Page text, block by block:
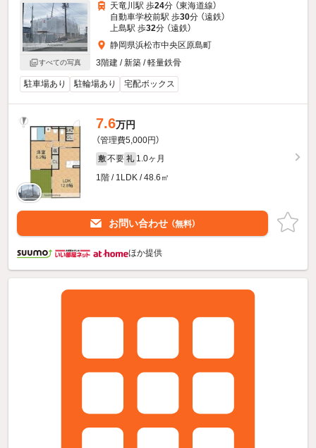
すべての写真
天竜川駅 歩24分 （東海道線）
自動車学校前駅 歩30分 （遠鉄）
上島駅 歩32分 （遠鉄）
静岡県浜松市中央区原島町
3階建 / 新築 / 軽量鉄骨
駐車場あり 駐輪場あり 宅配ボックス
7.6万円
（管理費5,000円）
敷 不要 礼 1.0ヶ月
1階 / 1LDK / 48.6㎡
お問い合わせ （無料）
ほか提供